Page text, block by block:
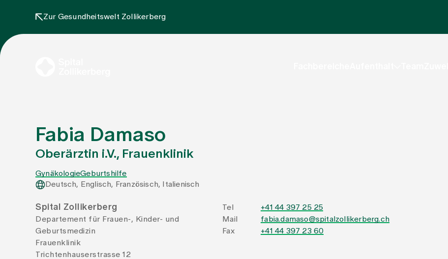
Zur Gesundheitswelt Zollikerberg
Fabia Damaso
Oberärztin i.V., Frauenklinik
GynäkologieGeburtshilfe
Deutsch, Englisch, Französisch, Italienisch
Spital Zollikerberg
Departement für Frauen-, Kinder- und
Geburtsmedizin
Frauenklinik
Trichtenhauserstrasse 12
Tel
+41 44 397 25 25
Mail
fabia.damaso@spitalzollikerberg.ch
Fax
+41 44 397 23 60